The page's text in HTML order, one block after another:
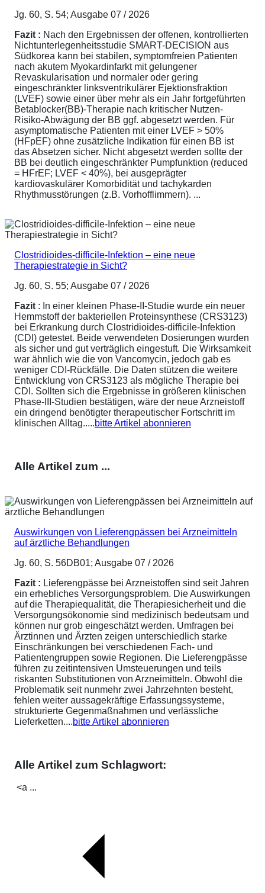
Jg. 60, S. 54; Ausgabe 07 / 2026
Fazit : Nach den Ergebnissen der offenen, kontrollierten
Nichtunterlegenheitsstudie SMART-DECISION aus
Südkorea kann bei stabilen, symptomfreien Patienten
nach akutem Myokardinfarkt mit gelungener
Revaskularisation und normaler oder gering
eingeschränkter linksventrikulärer Ejektionsfraktion
(LVEF) sowie einer über mehr als ein Jahr fortgeführten
Betablocker(BB)-Therapie nach kritischer Nutzen-
Risiko-Abwägung der BB ggf. abgesetzt werden. Für
asymptomatische Patienten mit einer LVEF > 50%
(HFpEF) ohne zusätzliche Indikation für einen BB ist
das Absetzen sicher. Nicht abgesetzt werden sollte der
BB bei deutlich eingeschränkter Pumpfunktion (reduced
= HFrEF; LVEF < 40%), bei ausgeprägter
kardiovaskulärer Komorbidität und tachykarden
Rhythmusstörungen (z.B. Vorhofflimmern). ...
Clostridioides-difficile-Infektion – eine neue
Therapiestrategie in Sicht?
Jg. 60, S. 55; Ausgabe 07 / 2026
Fazit : In einer kleinen Phase-II-Studie wurde ein neuer
Hemmstoff der bakteriellen Proteinsynthese (CRS3123)
bei Erkrankung durch Clostridioides-difficile-Infektion
(CDI) getestet. Beide verwendeten Dosierungen wurden
als sicher und gut verträglich eingestuft. Die Wirksamkeit
war ähnlich wie die von Vancomycin, jedoch gab es
weniger CDI-Rückfälle. Die Daten stützen die weitere
Entwicklung von CRS3123 als mögliche Therapie bei
CDI. Sollten sich die Ergebnisse in größeren klinischen
Phase-III-Studien bestätigen, wäre der neue Arzneistoff
ein dringend benötigter therapeutischer Fortschritt im
klinischen Alltag.....bitte Artikel abonnieren
Alle Artikel zum ...
Auswirkungen von Lieferengpässen bei Arzneimitteln
auf ärztliche Behandlungen
Jg. 60, S. 56DB01; Ausgabe 07 / 2026
Fazit : Lieferengpässe bei Arzneistoffen sind seit Jahren
ein erhebliches Versorgungsproblem. Die Auswirkungen
auf die Therapiequalität, die Therapiesicherheit und die
Versorgungsökonomie sind medizinisch bedeutsam und
können nur grob eingeschätzt werden. Umfragen bei
Ärztinnen und Ärzten zeigen unterschiedlich starke
Einschränkungen bei verschiedenen Fach- und
Patientengruppen sowie Regionen. Die Lieferengpässe
führen zu zeitintensiven Umsteuerungen und teils
riskanten Substitutionen von Arzneimitteln. Obwohl die
Problematik seit nunmehr zwei Jahrzehnten besteht,
fehlen weiter aussagekräftige Erfassungssysteme,
strukturierte Gegenmaßnahmen und verlässliche
Lieferketten....bitte Artikel abonnieren
Alle Artikel zum Schlagwort:
<a ...